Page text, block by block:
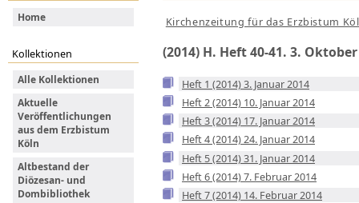
Home
Kollektionen
Alle Kollektionen
Aktuelle
Veröffentlichungen
aus dem Erzbistum
Köln
Altbestand der
Diözesan- und
Dombibliothek
Kirchenzeitung für das Erzbistum
(2014) H. Heft 40-41. 3.
Heft 1 (2014) 3. Januar 2014
Heft 2 (2014) 10. Januar 2014
Heft 3 (2014) 17. Januar 2014
Heft 4 (2014) 24. Januar 2014
Heft 5 (2014) 31. Januar 2014
Heft 6 (2014) 7. Februar 2014
Heft 7 (2014) 14. Februar 2014